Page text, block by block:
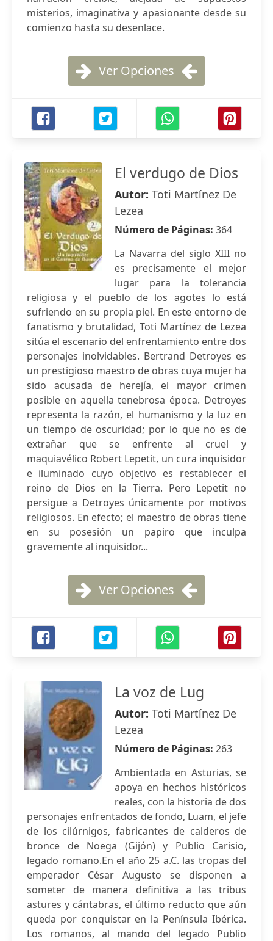
misterios, imaginativa y apasionante desde su
comienzo hasta su desenlace.
Ver Opciones
El verdugo de Dios
Autor: Toti Martínez De
Lezea
Número de Páginas: 364
La Navarra del siglo XIII no
es precisamente el mejor
lugar para la tolerancia
religiosa y el pueblo de los agotes lo está
sufriendo en su propia piel. En este entorno de
fanatismo y brutalidad, Toti Martínez de Lezea
sitúa el escenario del enfrentamiento entre dos
personajes inolvidables. Bertrand Detroyes es
un prestigioso maestro de obras cuya mujer ha
sido acusada de herejía, el mayor crimen
posible en aquella tenebrosa época. Detroyes
representa la razón, el humanismo y la luz en
un tiempo de oscuridad; por lo que no es de
extrañar que se enfrente al cruel y
maquiavélico Robert Lepetit, un cura inquisidor
e iluminado cuyo objetivo es restablecer el
reino de Dios en la Tierra. Pero Lepetit no
persigue a Detroyes únicamente por motivos
religiosos. En efecto; el maestro de obras tiene
en su posesión un papiro que inculpa
gravemente al inquisidor...
Ver Opciones
La voz de Lug
Autor: Toti Martínez De
Lezea
Número de Páginas: 263
Ambientada en Asturias, se
apoya en hechos históricos
reales, con la historia de dos
personajes enfrentados de fondo, Luam, el jefe
de los cilúrnigos, fabricantes de calderos de
bronce de Noega (Gijón) y Publio Carisio,
legado romano.En el año 25 a.C. las tropas del
emperador César Augusto se disponen a
someter de manera definitiva a las tribus
astures y cántabras, el último reducto que aún
queda por conquistar en la Península Ibérica.
Los romanos, al mando del legado Publio